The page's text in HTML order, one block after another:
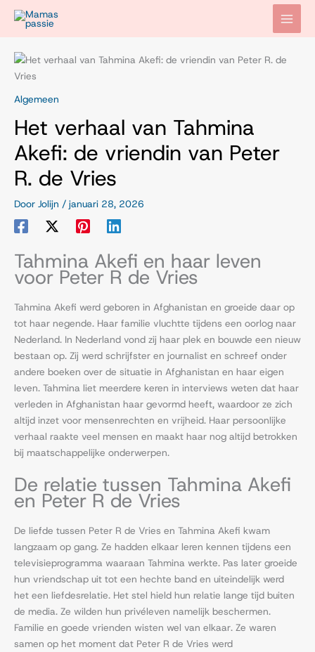
naar
inhoud
Algemeen
Het verhaal van Tahmina
Akefi: de vriendin van Peter
R. de Vries
Door Jolijn / januari 28, 2026
Tahmina Akefi en haar leven
voor Peter R de Vries
Tahmina Akefi werd geboren in Afghanistan en groeide daar op
tot haar negende. Haar familie vluchtte tijdens een oorlog naar
Nederland. In Nederland vond zij haar plek en bouwde een nieuw
bestaan op. Zij werd schrijfster en journalist en schreef onder
andere boeken over de situatie in Afghanistan en haar eigen
leven. Tahmina liet meerdere keren in interviews weten dat haar
verleden in Afghanistan haar gevormd heeft, waardoor ze zich
altijd inzet voor mensenrechten en vrijheid. Haar persoonlijke
verhaal raakte veel mensen en maakt haar nog altijd betrokken
bij maatschappelijke onderwerpen.
De relatie tussen Tahmina Akefi
en Peter R de Vries
De liefde tussen Peter R de Vries en Tahmina Akefi kwam
langzaam op gang. Ze hadden elkaar leren kennen tijdens een
televisieprogramma waaraan Tahmina werkte. Pas later groeide
hun vriendschap uit tot een hechte band en uiteindelijk werd
het een liefdesrelatie. Het stel hield hun relatie lange tijd buiten
de media. Ze wilden hun privéleven namelijk beschermen.
Familie en goede vrienden wisten wel van elkaar. Ze waren
samen op het moment dat Peter R de Vries werd